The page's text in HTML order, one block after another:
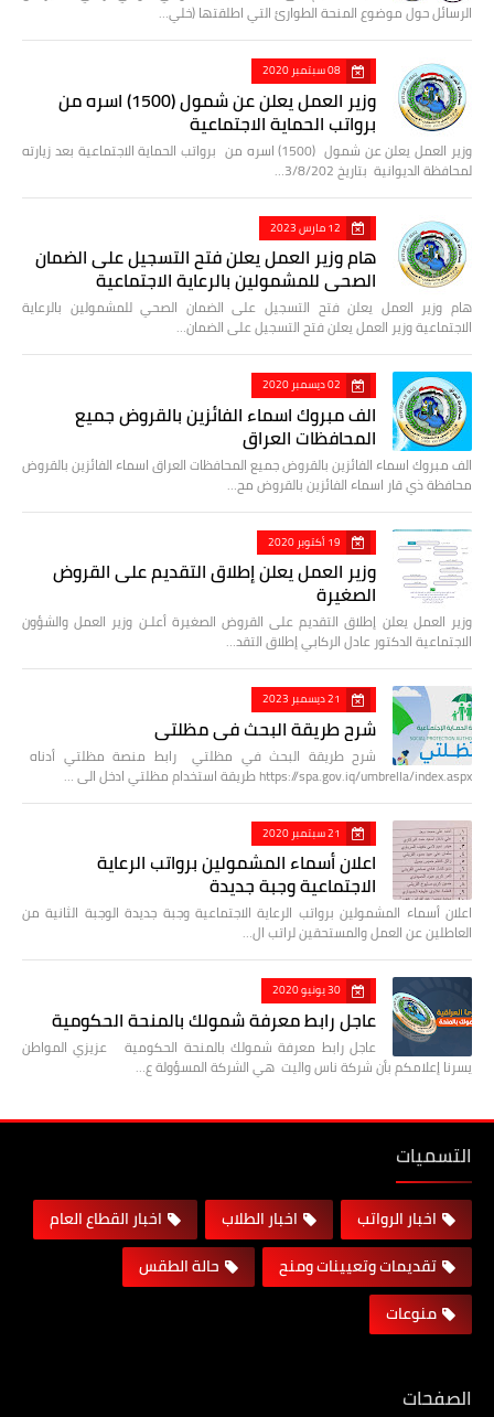
الرسائل حول موضوع المنحة الطوارئ التي اطلقتها (خلي…
08 سبتمبر 2020
وزير العمل يعلن عن شمول (1500) اسره من
برواتب الحماية الاجتماعية
وزير العمل يعلن عن شمول (1500) اسره من برواتب الحماية الاجتماعية بعد زيارته
لمحافظة الديوانية بتاريخ 3/8/202…
12 مارس 2023
هام وزير العمل يعلن فتح التسجيل على الضمان
الصحي للمشمولين بالرعاية الاجتماعية
هام وزير العمل يعلن فتح التسجيل على الضمان الصحي للمشمولين بالرعاية
الاجتماعية وزير العمل يعلن فتح التسجيل على الضمان…
02 ديسمبر 2020
الف مبروك اسماء الفائزين بالقروض جميع
المحافظات العراق
الف مبروك اسماء الفائزين بالقروض جميع المحافظات العراق اسماء الفائزين بالقروض
محافظة ذي قار اسماء الفائزين بالقروض مح…
19 أكتوبر 2020
وزير العمل يعلن إطلاق التقديم على القروض
الصغيرة
وزير العمل يعلن إطلاق التقديم على القروض الصغيرة أعلـن وزير العمل والشؤون
الاجتماعية الدكتور عادل الركابي إطلاق التقد…
21 ديسمبر 2023
شرح طريقة البحث في مظلتي
شرح طريقة البحث في مظلتي رابط منصة مظلتي أدناه
https://spa.gov.iq/umbrella/index.aspx طريقة استخدام مظلتي ادخل الى …
21 سبتمبر 2020
اعلان أسماء المشمولين برواتب الرعاية
الاجتماعية وجبة جديدة
اعلان أسماء المشمولين برواتب الرعاية الاجتماعية وجبة جديدة الوجبة الثانية من
العاطلين عن العمل والمستحقين لراتب ال…
30 يونيو 2020
عاجل رابط معرفة شمولك بالمنحة الحكومية
عاجل رابط معرفة شمولك بالمنحة الحكومية عزيزي المواطن
يسرنا إعلامكم بأن شركة ناس واليت هي الشركة المسؤولة ع…
التسميات
اخبار الرواتب اخبار الطلاب
اخبار القطاع العام
تقديمات وتعيينات ومنح
حالة الطقس
منوعات
الصفحات